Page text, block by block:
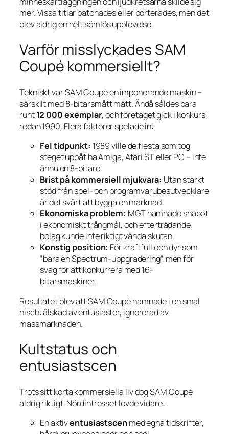
mer. Vissa titlar patchades eller porterades, men det
blev aldrig en helt sömlös upplevelse.
Varför misslyckades SAM
Coupé kommersiellt?
Tekniskt var SAM Coupé en imponerande maskin –
särskilt med 8-bitarsmått mätt. Ändå såldes bara
runt12 000 exemplar, och företaget gick i konkurs
redan 1990. Flera faktorer spelade in:
Fel tidpunkt: 1989 ville de flesta som tog
steget uppåt ha Amiga, Atari ST eller PC – inte
ännu en 8-bitare.
Brist på kommersiell mjukvara: Utan starkt
stöd från spel- och programvarube­sutvecklare
är det svårt att bygga en marknad.
Ekonomiska problem: MGT hamnade snabbt
i ekonomiskt trångmål, och efterträdande
bolag kunde inte riktigt vända skutan.
Konstig position: För kraftfull och dyr som
”bara en Spectrum-uppgradering”, men för
svag för att konkurrera med 16-
bitarsmaskiner.
Resultatet blev att SAM Coupé hamnade i en smal
nisch: älskad av entusiaster, ignorerad av
massmarknaden.
Kultstatus och
entusiastscen
Trots sitt korta kommersiella liv dog SAM Coupé
aldrig riktigt. Nördintresset levde vidare:
En aktiventusiastscenmed egna tidskrifter,